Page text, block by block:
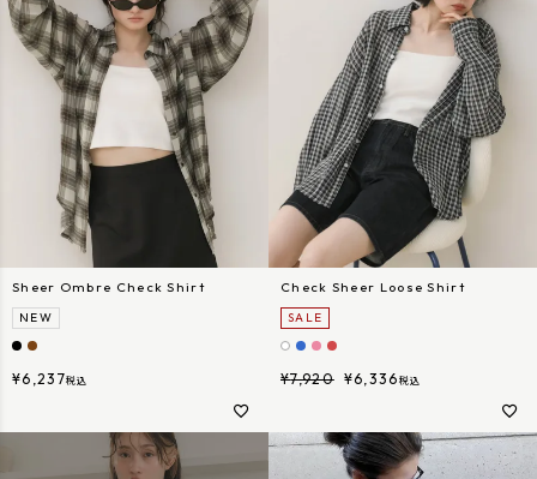
Sheer Ombre Check Shirt
NEW
¥6,237税込
Check Sheer Loose Shirt
SALE
¥7,920 ¥6,336 税込